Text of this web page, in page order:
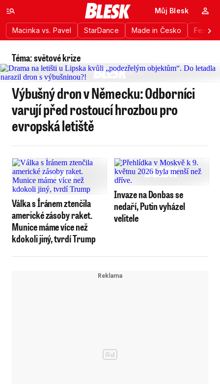
Macinka vs. Pavel StarDance Made in Česko
Můj Blesk
Téma: světové krize
Výbušný dron v Německu: Odborníci
varují před rostoucí hrozbou pro
evropská letiště
Válka s Íránem ztenčila
americké zásoby raket.
Munice máme více než
kdokoli jiný, tvrdí Trump
Invaze na Donbas se
nedaří, Putin vyházel
velitele